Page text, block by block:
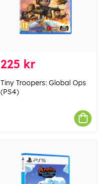
225 kr
Tiny Troopers: Global Ops
(PS4)